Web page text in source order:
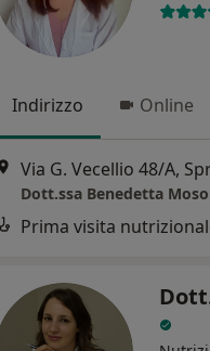
Indirizzo Online
Via G. Vecellio 48/A,
Dott.ssa Benedetta
Prima visita